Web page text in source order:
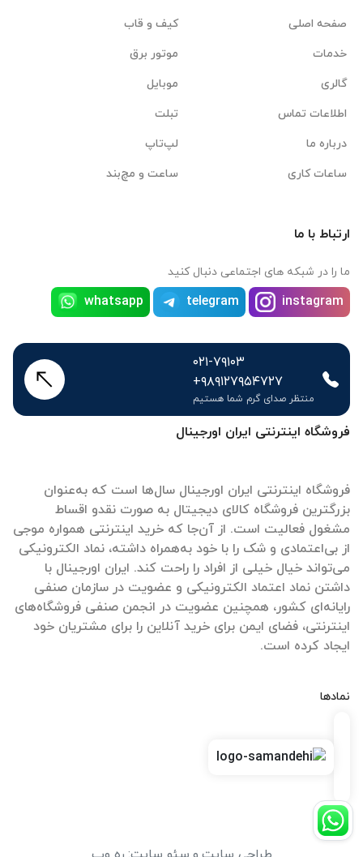
فروشگاه اینترنتی ایران اورجینال
فروشگاه اینترنتی ایران اورجینال سال‌ها است که به‌عنوان
بزرگترین فروشگاه کالای دیجیتال به صورت نقدو اقساط
مشغول فعالیت است. از آن‌جا که خرید اینترنتی همواره موجی
از بی‌اعتمادی و شک را با خود به‌همراه داشته، نماد الکترونیکی
می‌تواند خیال خیلی از افراد را راحت کند. ایران اورجینال با
داشتن نماد اعتماد الکترونیکی و عضویت در سازمان صنفی
رایانه‌ای کشور، همچنین عضویت در انجمن صنفی فروشگاه‌های
اینترنتی، فضای ایمن برای خرید آنلاین را برای مشتریان خود
ایجاد کرده است.
نمادها
صفحه اصلی
خدمات
گالری
اطلاعات تماس
درباره ما
ساعات کاری
کیف و قاب
موتور برق
موبایل
تبلت
لپ‌تاپ
ساعت و مچ‌بند
ارتباط با ما
ما را در شبکه های اجتماعی دنبال کنید
instagram
telegram
whatsapp
۰۲۱-۷۹۱۰۳
+۹۸۹۱۲۷۹۵۴۷۲۷
منتظر صدای گرم شما هستیم